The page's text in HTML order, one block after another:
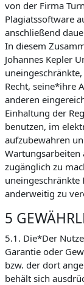
von der Firma
Plagiatssoftware
anschließend
In diesem
Johannes Kepler
Recht, seine*ihre
anderen
Einhaltung der
benutzen, im
aufzubewahren
Wartungsarbeiten
zugänglich zu
uneingeschränkte
anderweitig zu
5
5.1. Die*Der
Garantie oder
bzw. der dort
behält sich